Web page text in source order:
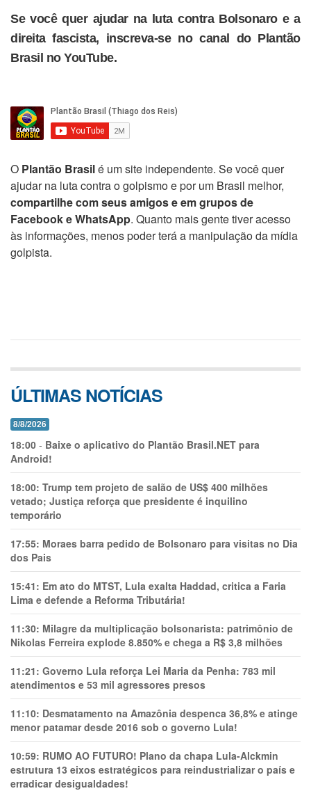
Se você quer ajudar na luta contra Bolsonaro e a
direita fascista, inscreva-se no canal do Plantão
Brasil no YouTube.
O Plantão Brasilé um site independente. Se você quer
ajudar na luta contra o golpismo e por um Brasil melhor,
compartilhe com seus amigos e em grupos de
Facebook e WhatsApp. Quanto mais gente tiver acesso
às informações, menos poder terá a manipulação da mídia
golpista.
ÚLTIMAS NOTÍCIAS
8/8/2026
18:00 - Baixe o aplicativo do Plantão Brasil.NET para
Android!
18:00: Trump tem projeto de salão de US$ 400 milhões
vetado; Justiça reforça que presidente é inquilino
temporário
17:55: Moraes barra pedido de Bolsonaro para visitas no Dia
dos Pais
15:41: Em ato do MTST, Lula exalta Haddad, critica a Faria
Lima e defende a Reforma Tributária!
11:30: Milagre da multiplicação bolsonarista: patrimônio de
Nikolas Ferreira explode 8.850% e chega a R$ 3,8 milhões
11:21: Governo Lula reforça Lei Maria da Penha: 783 mil
atendimentos e 53 mil agressores presos
11:10: Desmatamento na Amazônia despenca 36,8% e atinge
menor patamar desde 2016 sob o governo Lula!
10:59: RUMO AO FUTURO! Plano da chapa Lula-Alckmin
estrutura 13 eixos estratégicos para reindustrializar o país e
erradicar desigualdades!